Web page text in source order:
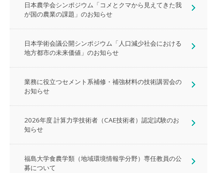
日本農学会シンポジウム「コメとクマから見えてきた我
が国の農業の課題」のお知らせ
日本学術会議公開シンポジウム「人口減少社会における
地方都市の未来価値」のお知らせ
業務に役立つセメント系補修・補強材料の技術講習会の
お知らせ
2026年度 計算力学技術者（CAE技術者）認定試験のお
知らせ
福島大学食農学類（地域環境情報学分野）専任教員の公
募について